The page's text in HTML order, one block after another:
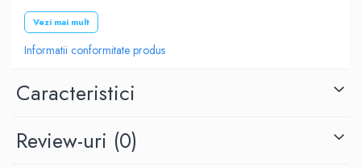
Vezi mai mult
Informatii conformitate produs
Caracteristici
Review-uri (0)